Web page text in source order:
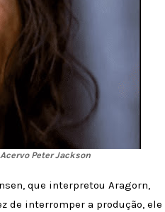
Peter Jackson
que interpretou Aragorn,
de interromper a produção, ele